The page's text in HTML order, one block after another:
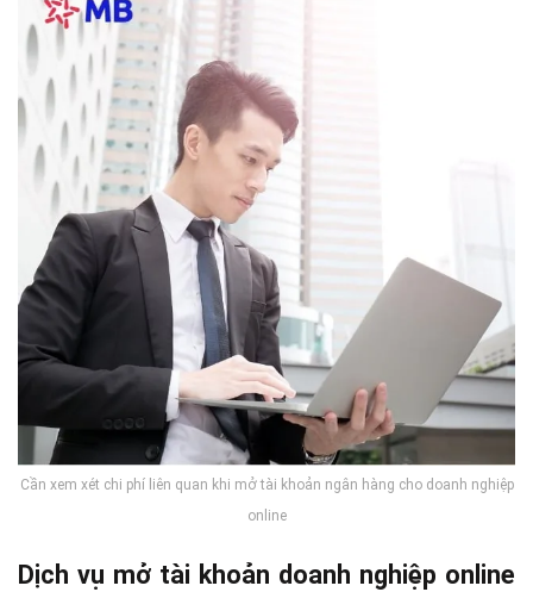
Cần xem xét chi phí liên quan khi mở tài khoản ngân hàng cho doanh nghiệp
online
Dịch vụ mở tài khoản doanh nghiệp online